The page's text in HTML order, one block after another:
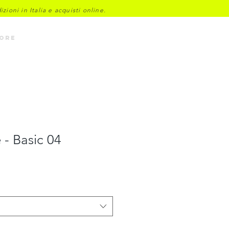
in Italia e acquisti online.
Basic 04